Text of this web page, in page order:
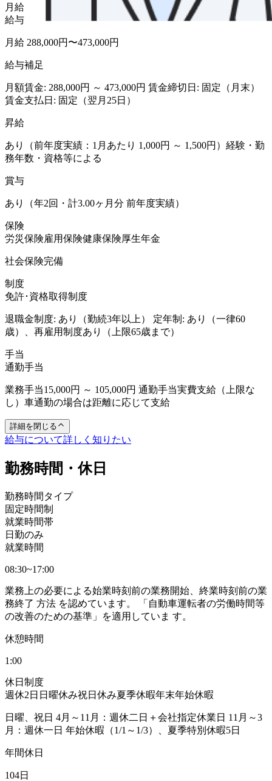
月給
給与
月給 288,000円〜473,000円
給与補足
月額賃金: 288,000円 ～ 473,000円 賃金締切日: 固定（月末）
賃金支払日: 固定（翌月25日）
昇給
あり（前年度実績：1月あたり 1,000円 ～ 1,500円）経験・勤
務年数・資格等による
賞与
あり（年2回・計3.00ヶ月分 前年度実績）
保険
労災保険雇用保険健康保険厚生年金
社会保険完備
制度
免許･資格取得制度
退職金制度: あり（勤続3年以上） 定年制: あり（一律60
歳）、再雇用制度あり（上限65歳まで）
手当
通勤手当
業務手当15,000円 ～ 105,000円 通勤手当実費支給（上限な
し）車通勤の場合は距離に応じて支給
詳細を閉じる
給与について詳しく知りたい
勤務時間・休日
勤務時間タイプ
固定時間制
就業時間帯
日勤のみ
就業時間
08:30~17:00
業務上の必要による始業時刻前の業務開始、終業時刻前の業
務終了 方法 を認めています。 「自動車運転者の労働時間等
の改善のための基準」を適用していま す。
休憩時間
1:00
休日制度
週休2日 日曜休み祝日休み夏季休暇年末年始休暇
日曜、祝日 4月～11月：週休二日＋会社指定休業日 11月～3
月：週休一日 年始休暇（1/1～1/3）、夏季特別休暇5日
年間休日
104日